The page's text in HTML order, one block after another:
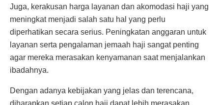
Juga, kerakusan harga layanan dan akomodasi haji yang
meningkat menjadi salah satu hal yang perlu
diperhatikan secara serius. Peningkatan anggaran untuk
layanan serta pengalaman jemaah haji sangat penting
agar mereka merasakan kenyamanan saat menjalankan
ibadahnya.
Dengan adanya kebijakan yang jelas dan terencana,